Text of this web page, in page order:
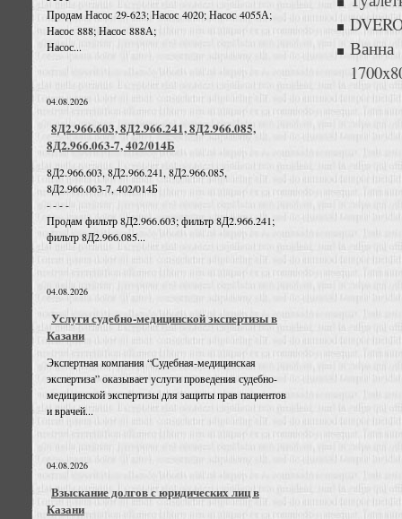
Продам Насос 29-623; Насос 4020; Насос 4055А;
Насос 888; Насос 888А;
Насос...
04.08.2026
8Д2.966.603, 8Д2.966.241, 8Д2.966.085,
8Д2.966.063-7, 402/014Б
8Д2.966.603, 8Д2.966.241, 8Д2.966.085,
8Д2.966.063-7, 402/014Б
- - - -
Продам фильтр 8Д2.966.603; фильтр 8Д2.966.241;
фильтр 8Д2.966.085...
04.08.2026
Услуги судебно-медицинской экспертизы в
Казани
Экспертная компания “Судебная-медицинская
экспертиза” оказывает услуги проведения судебно-
медицинской экспертизы для защиты прав пациентов
и врачей...
04.08.2026
Взыскание долгов с юридических лиц в
Казани
Ванна